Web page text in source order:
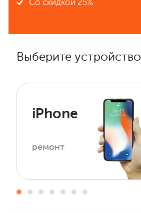
Со скидкой 25%
Выберите устройство
iPhone
ремонт